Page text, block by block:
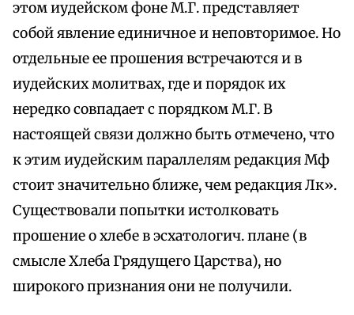
этом иудейском фоне М.Г. представляет
собой явление единичное и неповторимое. Но
отдельные ее прошения встречаются и в
иудейских молитвах, где и порядок их
нередко совпадает с порядком М.Г. В
настоящей связи должно быть отмечено, что
к этим иудейским параллелям редакция Мф
стоит значительно ближе, чем редакция Лк».
Существовали попытки истолковать
прошение о хлебе в эсхатологич. плане (в
смысле Хлеба Грядущего Царства), но
широкого признания они не получили.